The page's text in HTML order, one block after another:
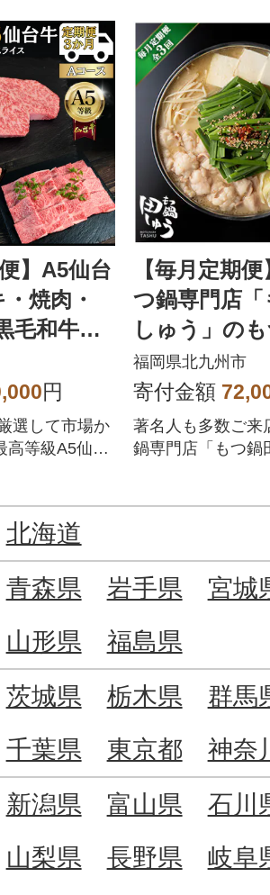
】A5仙台
焼肉・
毛和牛A
]全3回
円
選して市場か
高等級A5仙台
【毎月定期
つ鍋専門店
しゅう」の
ト 味噌味(4
州市) 全3回
福岡県北九州市
寄付金額
著名人も多数ご来
鍋専門店「もつ鍋
北海道
青森県 岩手県
宮城
山形県
福島県
茨城県 栃木県
群馬
千葉県
東京都 神奈
新潟県 富山県
石川
山梨県
長野県
岐阜